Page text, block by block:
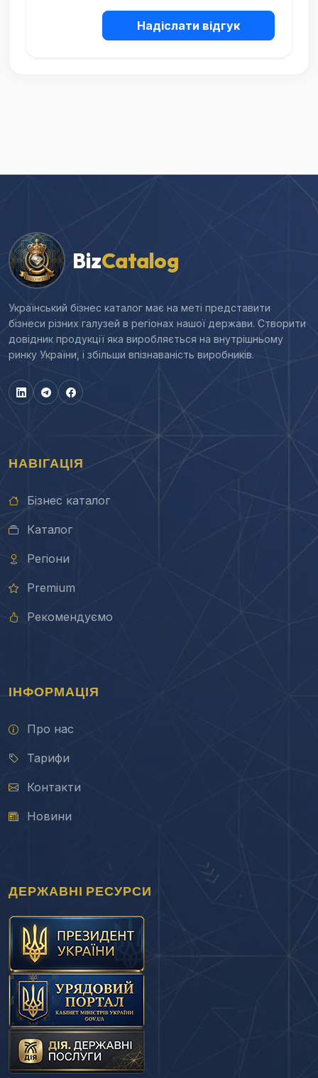
Надіслати відгук
BizCatalog
Український бізнес каталог має на меті представити
бізнеси різних галузей в регіонах нашої держави. Створити
довідник продукції яка виробляється на внутрішньому
ринку України, і збільши впізнаваність виробників.
НАВІГАЦІЯ
Бізнес каталог
Каталог
Регіони
Premium
Рекомендуємо
ІНФОРМАЦІЯ
Про нас
Тарифи
Контакти
Новини
ДЕРЖАВНІ РЕСУРСИ